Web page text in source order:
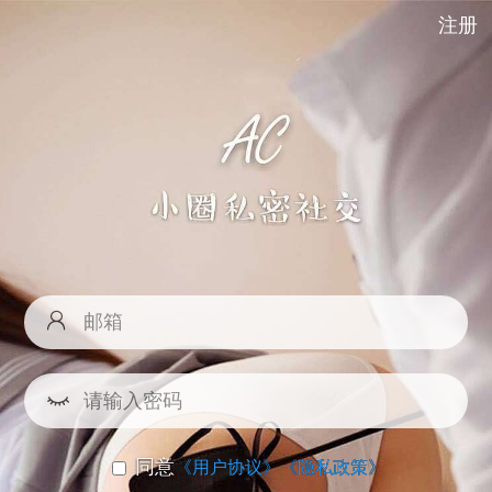
注册
同意《用户协议》《隐私政策》